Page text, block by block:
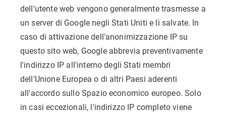
dell'utente web vengono generalmente trasmesse a
un server di Google negli Stati Uniti e lì salvate. In
caso di attivazione dell'anonimizzazione IP su
questo sito web, Google abbrevia preventivamente
l'indirizzo IP all'interno degli Stati membri
dell'Unione Europea o di altri Paesi aderenti
all'accordo sullo Spazio economico europeo. Solo
in casi eccezionali, l'indirizzo IP completo viene